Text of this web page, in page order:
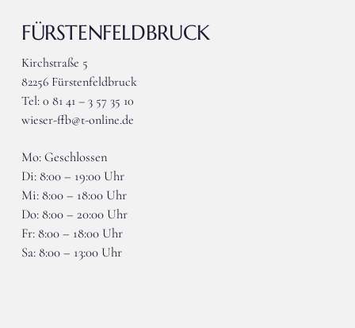
FÜRSTENFELDBRUCK
Kirchstraße 5
82256 Fürstenfeldbruck
Tel: 0 81 41 – 3 57 35 10
wieser-ffb@t-online.de
Mo: Geschlossen
Di: 8:00 – 19:00 Uhr
Mi: 8:00 – 18:00 Uhr
Do: 8:00 – 20:00 Uhr
Fr: 8:00 – 18:00 Uhr
Sa: 8:00 – 13:00 Uhr